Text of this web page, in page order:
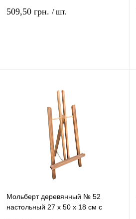
509,50 грн. / шт.
наличии
Мольберт деревянный № 52
настольный 27 х 50 х 18 см с